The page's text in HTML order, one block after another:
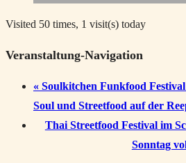
Visited 50 times, 1 visit(s) today
Veranstaltung-Navigation
« Soulkitchen Funkfood
Soul und Streetfood auf der
Thai Streetfood Festival im
Sonntag